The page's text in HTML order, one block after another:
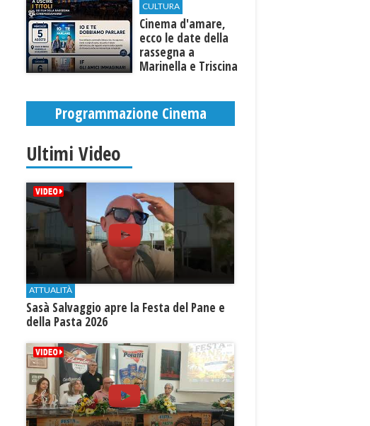
CULTURA
Cinema d'amare,
ecco le date della
rassegna a
Marinella e Triscina
Programmazione Cinema
Ultimi Video
ATTUALITÀ
Sasà Salvaggio apre la Festa del Pane e
della Pasta 2026